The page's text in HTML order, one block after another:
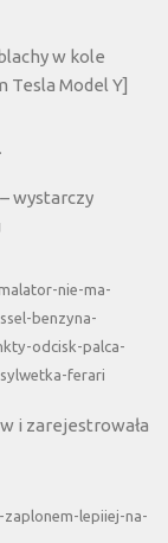
w kole
Tesla Model Y]
wystarczy
nie-ma-
benzyna-
odcisk-palca-
ferari
i zarejestrowała
lepiiej-na-